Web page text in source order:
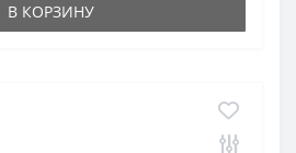
В КОРЗИНУ